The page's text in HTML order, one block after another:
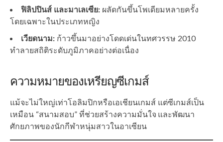
ฟิลิปปินส์ และมาเลเซีย:ผลัดกันขึ้นโพเดียมหลายครั้ง
โดยเฉพาะในประเภทหญิง
เวียดนาม: ก้าวขึ้นมาอย่างโดดเด่นในทศวรรษ 2010
ทำลายสถิติระดับภูมิภาคอย่างต่อเนื่อง
ความหมายของเหรียญซีเกมส์
แม้จะไม่ใหญ่เท่าโอลิมปิกหรือเอเชียนเกมส์ แต่ซีเกมส์เป็น
เหมือน “สนามสอบ” ที่ช่วยสร้างความมั่นใจ และพัฒนา
ศักยภาพของนักกีฬาหนุ่มสาวในอาเซียน